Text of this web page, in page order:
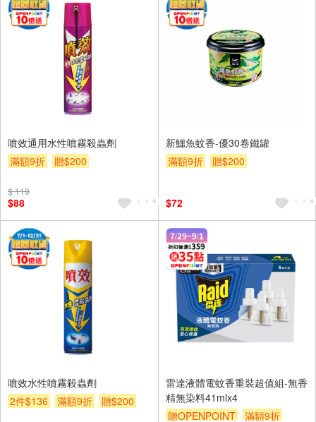
噴效通用水性噴霧殺蟲劑
滿額9折
贈$200
$ 119
$88
新鱷魚蚊香-優30卷鐵罐
滿額9折
贈$200
$72
噴效水性噴霧殺蟲劑
2件$136
滿額9折 贈$200
雷達液體電蚊香重裝超值組-無香
精無染料41mlx4
贈OPENPOINT
滿額9折